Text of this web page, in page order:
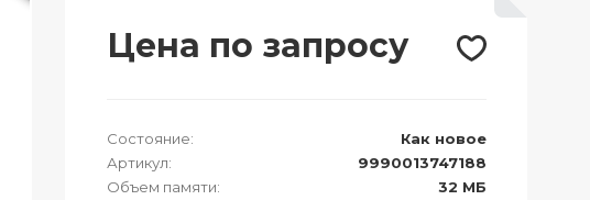
Цена по запросу
Состояние:
Как новое
Артикул:
9990013747188
Объем памяти:
32 МБ